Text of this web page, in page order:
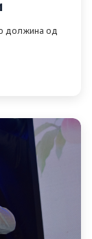
должина од